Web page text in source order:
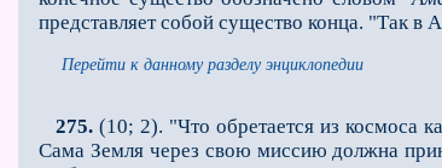
представляет собой существо конца. "Так
Перейти к данному разделу энциклопедии
275. (10; 2). "Что обретается из космоса
Сама Земля через свою миссию должна